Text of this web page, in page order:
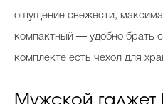
ощущение свежести,
компактный — удобно брать
комплекте есть чехол для
Мужской гаджет